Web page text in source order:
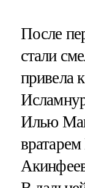
После
стали
привела
Илью